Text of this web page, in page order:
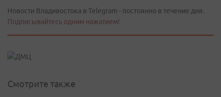
Новости Владивостока в Telegram - постоянно в течение дня.
Подписывайтесь одним нажатием!
Смотрите также